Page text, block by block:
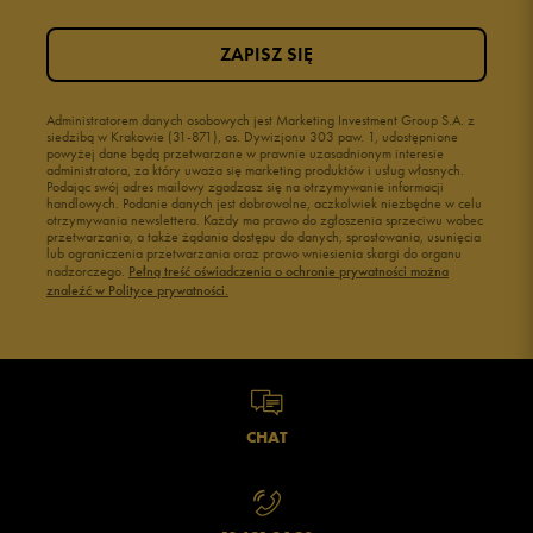
Administratorem danych osobowych jest Marketing Investment Group S.A. z
siedzibą w Krakowie (31-871), os. Dywizjonu 303 paw. 1, udostępnione
powyżej dane będą przetwarzane w prawnie uzasadnionym interesie
administratora, za który uważa się marketing produktów i usług własnych.
Podając swój adres mailowy zgadzasz się na otrzymywanie informacji
handlowych. Podanie danych jest dobrowolne, aczkolwiek niezbędne w celu
otrzymywania newslettera. Każdy ma prawo do zgłoszenia sprzeciwu wobec
przetwarzania, a także żądania dostępu do danych, sprostowania, usunięcia
lub ograniczenia przetwarzania oraz prawo wniesienia skargi do organu
nadzorczego. Pełną treść oświadczenia o ochronie prywatności można
znaleźć w Polityce prywatności.
ZAPISZ SIĘ
CHAT